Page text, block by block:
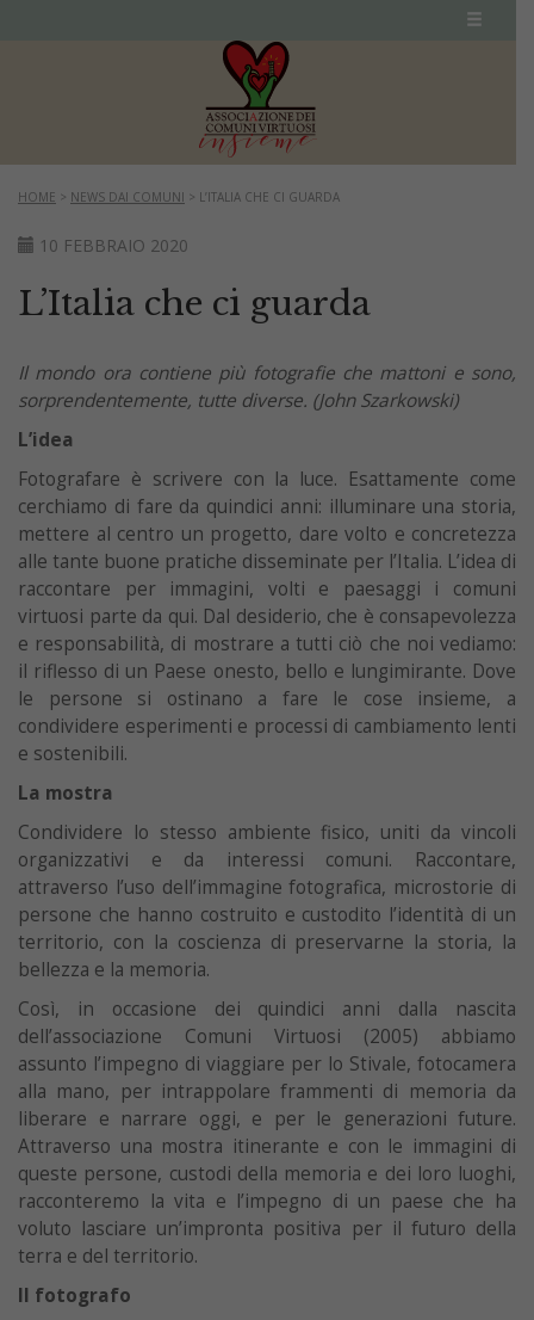
HOME > NEWS DAI COMUNI > L’ITALIA CHE CI GUARDA
10 FEBBRAIO 2020
L’Italia che ci guarda
Il mondo ora contiene più fotografie che mattoni e sono,
sorprendentemente, tutte diverse. (John Szarkowski)
L’idea
Fotografare è scrivere con la luce. Esattamente come
cerchiamo di fare da quindici anni: illuminare una storia,
mettere al centro un progetto, dare volto e concretezza
alle tante buone pratiche disseminate per l’Italia. L’idea di
raccontare per immagini, volti e paesaggi i comuni
virtuosi parte da qui. Dal desiderio, che è consapevolezza
e responsabilità, di mostrare a tutti ciò che noi vediamo:
il riflesso di un Paese onesto, bello e lungimirante. Dove
le persone si ostinano a fare le cose insieme, a
condividere esperimenti e processi di cambiamento lenti
e sostenibili.
La mostra
Condividere lo stesso ambiente fisico, uniti da vincoli
organizzativi e da interessi comuni. Raccontare,
attraverso l’uso dell’immagine fotografica, microstorie di
persone che hanno costruito e custodito l’identità di un
territorio, con la coscienza di preservarne la storia, la
bellezza e la memoria.
Così, in occasione dei quindici anni dalla nascita
dell’associazione Comuni Virtuosi (2005) abbiamo
assunto l’impegno di viaggiare per lo Stivale, fotocamera
alla mano, per intrappolare frammenti di memoria da
liberare e narrare oggi, e per le generazioni future.
Attraverso una mostra itinerante e con le immagini di
queste persone, custodi della memoria e dei loro luoghi,
racconteremo la vita e l’impegno di un paese che ha
voluto lasciare un’impronta positiva per il futuro della
terra e del territorio.
Il fotografo